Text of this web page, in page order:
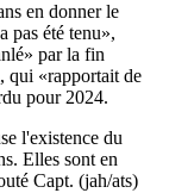
en donner le
pas été tenu»,
par la fin
qui «rapportait de
pour 2024.
l'existence du
Elles sont en
Capt. (jah/ats)